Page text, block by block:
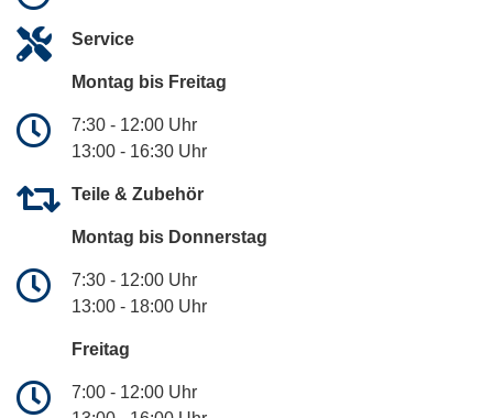
Service
Montag bis Freitag
7:30 - 12:00 Uhr
13:00 - 16:30 Uhr
Teile & Zubehör
Montag bis Donnerstag
7:30 - 12:00 Uhr
13:00 - 18:00 Uhr
Freitag
7:00 - 12:00 Uhr